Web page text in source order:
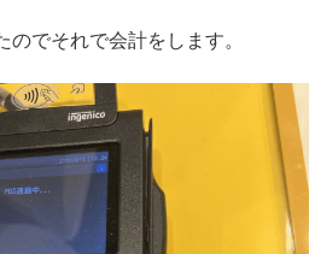
でそれで会計をします。